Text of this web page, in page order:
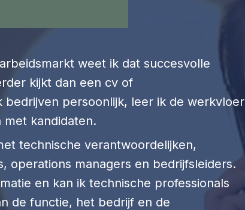
weet ik dat succesvolle
kijkt dan een cv of
persoonlijk, leer ik de werkvloer
kandidaten.
technische verantwoordelijken,
operations managers en bedrijfsleiders.
en kan ik technische professionals
de functie, het bedrijf en de